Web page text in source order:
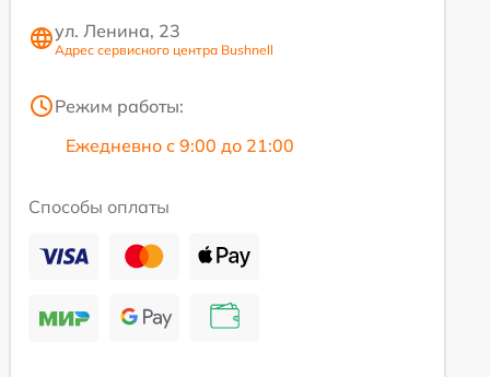
ул. Ленина, 23
Адрес сервисного центра Bushnell
Режим работы:
Ежедневно с 9:00 до 21:00
Способы оплаты